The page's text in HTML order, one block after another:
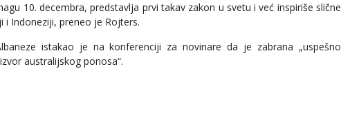
10. decembra, predstavlja prvi takav zakon u svetu i već inspiriše slične
i Indoneziji, preneo je Rojters.
istakao je na konferenciji za novinare da je zabrana „uspešno
australijskog ponosa“.